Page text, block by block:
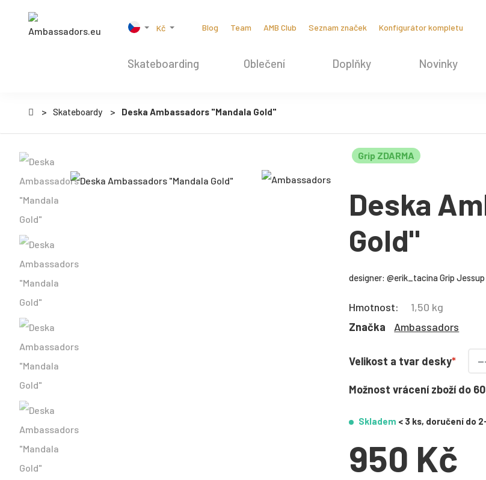
Kč Blog Team AMB Club Seznam značek Konfigurátor kompletu
Skateboarding Oblečení Doplňky Novinky
Skateboardy Deska Ambassadors "Mandala Gold"
Grip ZDARMA
Deska
Gold"
designer: @erik_tacina Grip
Hmotnost:
1,50 kg
Značka
Ambassadors
Velikost a tvar desky
Možnost vrácení zboží do
Skladem < 3 ks, doručení do
950 Kč